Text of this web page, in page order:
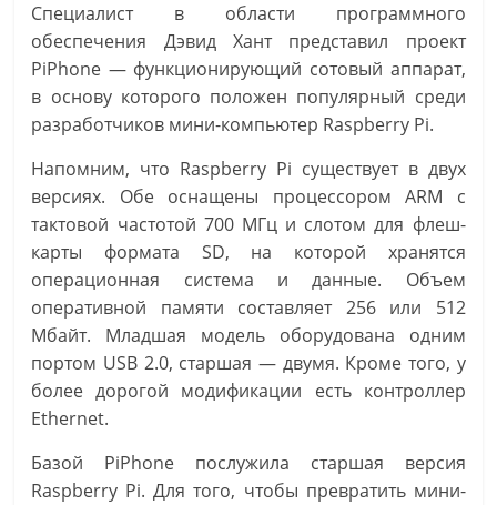
s
s
n
i
k
i
u
r
a
m
а
в
и
т
ь
Специалист в области программного
обеспечения Дэвид Хант представил проект
PiPhone — функционирующий сотовый аппарат,
в основу которого положен популярный среди
разработчиков мини-компьютер Raspberry Pi.
Напомним, что Raspberry Pi существует в двух
версиях. Обе оснащены процессором ARM с
тактовой частотой 700 МГц и слотом для флеш-
карты формата SD, на которой хранятся
операционная система и данные. Объем
оперативной памяти составляет 256 или 512
Мбайт. Младшая модель оборудована одним
портом USB 2.0, старшая — двумя. Кроме того, у
более дорогой модификации есть контроллер
Ethernet.
Базой PiPhone послужила старшая версия
Raspberry Pi. Для того, чтобы превратить мини-